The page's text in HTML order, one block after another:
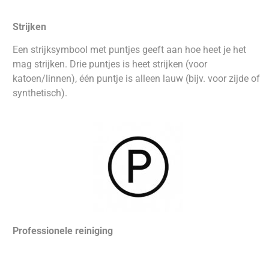
Strijken
Een strijksymbool met puntjes geeft aan hoe heet je het
mag strijken. Drie puntjes is heet strijken (voor
katoen/linnen), één puntje is alleen lauw (bijv. voor zijde of
synthetisch).
Professionele reiniging